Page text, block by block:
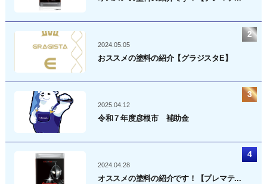
2024.05.05
おススメの塗料の紹介【グラジスタE】
2025.04.12
令和７年度彦根市 補助金
2024.04.28
オススメの塗料の紹介です！【プレマテ...